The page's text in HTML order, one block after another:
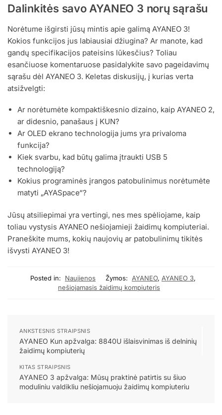
Dalinkitės savo AYANEO 3 norų sąrašu
Norėtume išgirsti jūsų mintis apie galimą AYANEO 3!
Kokios funkcijos jus labiausiai džiugina? Ar manote, kad
gandų specifikacijos pateisins lūkesčius? Toliau
esančiuose komentaruose pasidalykite savo pageidavimų
sąrašu dėl AYANEO 3. Keletas diskusijų, į kurias verta
atsižvelgti:
Ar norėtumėte kompaktiškesnio dizaino, kaip AYANEO 2,
ar didesnio, panašaus į KUN?
Ar OLED ekrano technologija jums yra privaloma
funkcija?
Kiek svarbu, kad būtų galima įtraukti USB 5
technologiją?
Kokius programinės įrangos patobulinimus norėtumėte
matyti „AYASpace“?
Jūsų atsiliepimai yra vertingi, nes mes spėliojame, kaip
toliau vystysis AYANEO nešiojamieji žaidimų kompiuteriai.
Praneškite mums, kokių naujovių ar patobulinimų tikitės
išvysti AYANEO 3!
Posted in: Naujienos Žymos: AYANEO, AYANEO 3,
nešiojamasis žaidimų kompiuteris
ANKSTESNIS STRAIPSNIS
AYANEO Kun apžvalga: 8840U išlaisvinimas iš delninių
žaidimų kompiuterių
KITAS STRAIPSNIS
AYANEO 3 apžvalga: Mūsų praktinė patirtis su šiuo
moduliniu valdikliu nešiojamuoju žaidimų kompiuteriu